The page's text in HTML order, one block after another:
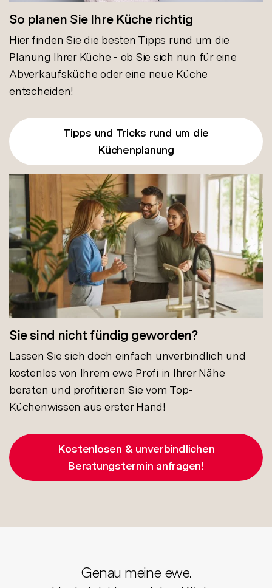
So planen Sie Ihre Küche richtig
Hier finden Sie die besten Tipps rund um die
Planung Ihrer Küche - ob Sie sich nun für eine
Abverkaufsküche oder eine neue Küche
entscheiden!
Tipps und Tricks rund um die
Küchenplanung
Sie sind nicht fündig geworden?
Lassen Sie sich doch einfach unverbindlich und
kostenlos von Ihrem ewe Profi in Ihrer Nähe
beraten und profitieren Sie vom Top-
Küchenwissen aus erster Hand!
Kostenlosen & unverbindlichen
Beratungstermin anfragen!
Genau meine ewe.